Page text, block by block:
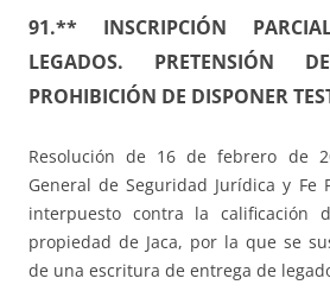
91.** INSCRIPCIÓN
LEGADOS. PRETENSIÓN
PROHIBICIÓN DE DISPONER
Resolución de 16 de febrero de
General de Seguridad Jurídica y Fe
interpuesto contra la calificación
propiedad de Jaca, por la que se
de una escritura de entrega de